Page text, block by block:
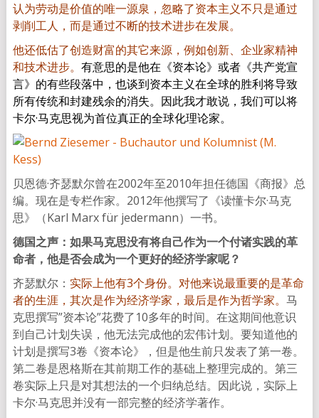
认为劳动是价值的唯一源泉，忽略了资本主义不只是通过
剥削工人，而是通过不断的技术进步在发展。
他还低估了创造财富的其它来源，例如创新、企业家精神
和技术进步。 有意思的是他在《资本论》或者《共产党宣
言》的有些段落中，也谈到资本主义在全球的胜利将导致
所有传统和封建残余的消失。因此我才敢说，我们可以将
卡尔·马克思视为首位真正的全球化理论家。
贝恩德·齐瑟默尔曾在2002年至2010年担任德国《商报》总
编。现在是专栏作家。2012年他撰写了《读懂卡尔·马克
思》（Karl Marx für jedermann）一书。
德国之声：如果马克思没有将自己作为一个付诸实践的革
命者，他是否会成为一个更好的经济学家呢？
齐瑟默尔： 实际上他有3个身份。对他来说最重要的是革命
者的生涯，其次是作为经济学家，最后是作为哲学家。 马
克思撰写”资本论”花费了10多年的时间。在这期间他意识
到自己计划失误，他无法完成他的宏伟计划。要知道他的
计划是撰写3卷《资本论》，但是他生前只发表了第一卷。
第二卷是恩格斯在其前期工作的基础上整理完成的。第三
卷实际上只是对其想法的一个归纳总结。因此说，实际上
卡尔·马克思并没有一部完整的经济学著作。